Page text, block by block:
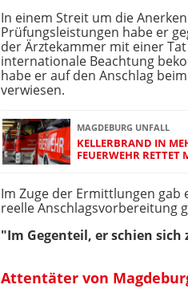
In einem Streit um die
Prüfungsleistungen habe er
der Ärztekammer mit einer
internationale Beachtung
habe er auf den Anschlag
verwiesen.
MAGDEBURG UNFALL
KELLERBRAND IN
FEUERWEHR RETTET
Im Zuge der Ermittlungen gab
reelle Anschlagsvorbereitung
"Im Gegenteil, er schien
Attentäter von